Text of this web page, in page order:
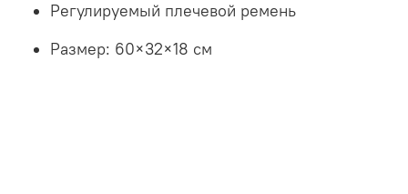
Регулируемый плечевой ремень
Размер: 60×32×18 см